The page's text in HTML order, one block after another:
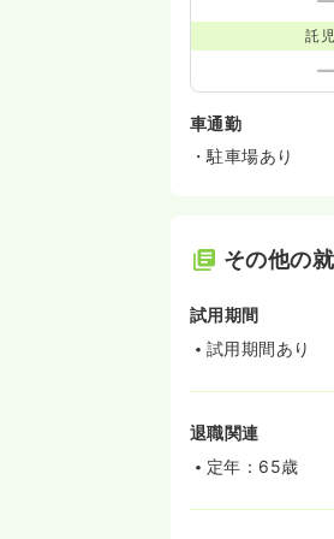
託
車通勤
・駐車場あり
その他の
試用期間
試用期間あり
退職関連
定年：65歳